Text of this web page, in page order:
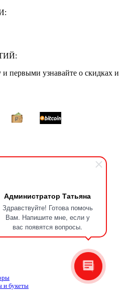
Администратор Татьяна
Здравствуйте! Готова помочь
Вам. Напишите мне, если у
вас появятся вопросы.
первыми узнавайте о скидках и
А.В. ИНН ОГРН
Поиск
и букеты